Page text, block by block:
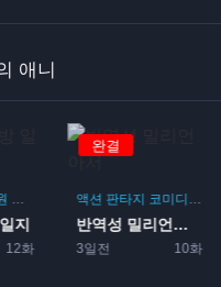
애니
드라마 부활동
지
12화
완결
액션 판타지 코미디 모험
반역성 밀리언아서
3일전 10화